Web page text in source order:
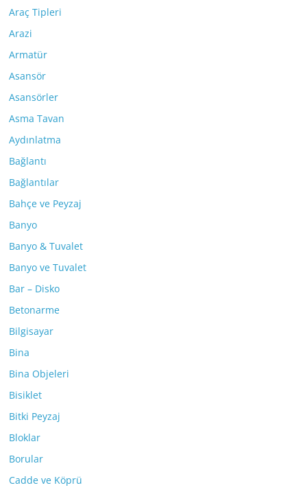
Araç Tipleri
Arazi
Armatür
Asansör
Asansörler
Asma Tavan
Aydınlatma
Bağlantı
Bağlantılar
Bahçe ve Peyzaj
Banyo
Banyo & Tuvalet
Banyo ve Tuvalet
Bar – Disko
Betonarme
Bilgisayar
Bina
Bina Objeleri
Bisiklet
Bitki Peyzaj
Bloklar
Borular
Cadde ve Köprü